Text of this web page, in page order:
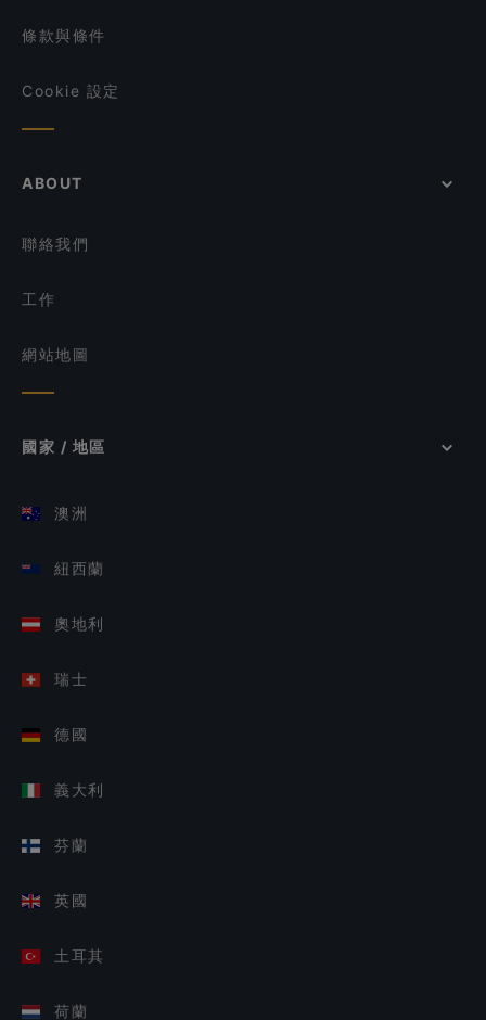
條款與條件
Cookie 設定
ABOUT
聯絡我們
工作
網站地圖
國家 / 地區
澳洲
紐西蘭
奧地利
瑞士
德國
義大利
芬蘭
英國
土耳其
荷蘭